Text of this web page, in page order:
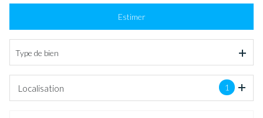
Estimer
Type de bien
1
Localisation